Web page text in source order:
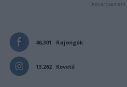
- Advertisement -
46,301 Rajongók
13,262 Követő